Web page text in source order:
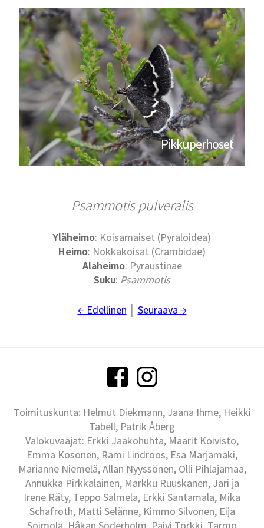
Pikkuperhoset
Psammotis pulveralis
Yläheimo: Koisamaiset (Pyraloidea)
Heimo: Nokkakoisat (Crambidae)
Alaheimo: Pyraustinae
Suku: Psammotis
← Edellinen Seuraava →
Toimituskunta: Helmut Diekmann, Jaana Ihme, Heikki
Tabell, Patrik Åberg
Valokuvaajat: Erkki Jaakohuhta, Maarit Koivisto,
Emma Kosonen, Rami Lindroos, Esa Marjamäki,
Marianne Niemelä, Allan Nyyssönen, Olli Pihlajamaa,
Annukka Pirkkalainen, Markku Ruuskanen, Jari ja
Irene Räty, Teppo Salmela, Erkki Santamala, Mika
Schafroth, Matti Selänne, Kimmo Silvonen, Eija